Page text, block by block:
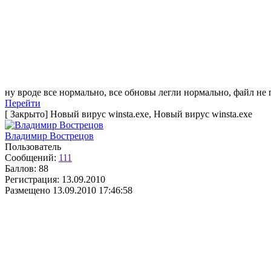
ну вроде все нормально, все обновы легли нормально, файл не
Перейти
[ Закрыто] Новый вирус winsta.exe, Новый вирус winsta.exe
Владимир Вострецов
Пользователь
Сообщений: 111
Баллов: 88
Регистрация: 13.09.2010
Размещено 13.09.2010 17:46:58